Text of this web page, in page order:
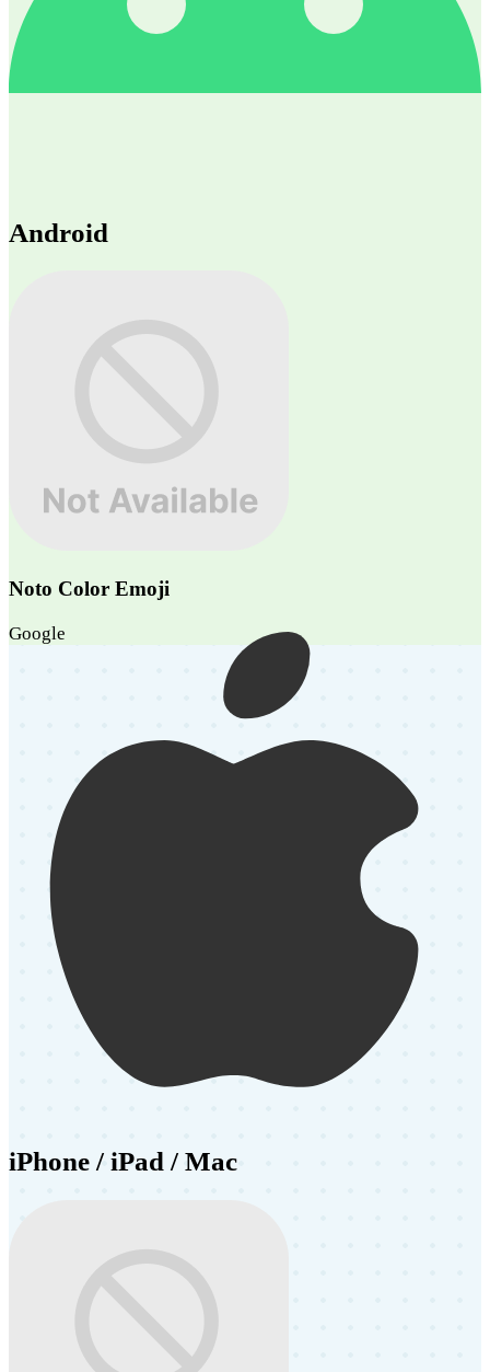
Android
Noto Color Emoji
Google
iPhone / iPad / Mac